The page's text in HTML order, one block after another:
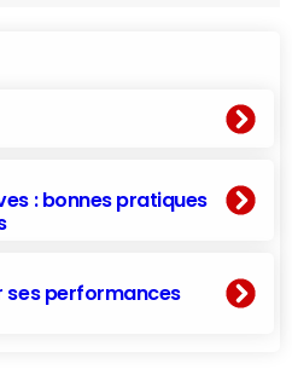
: bonnes pratiques
ses performances